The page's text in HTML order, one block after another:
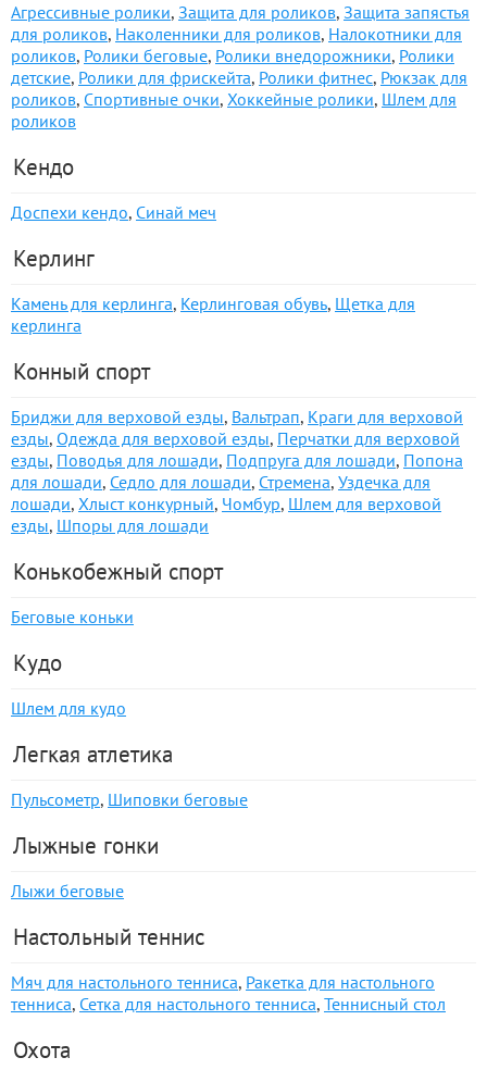
Агрессивные ролики, Защита для роликов, Защита запястья
для роликов, Наколенники для роликов, Налокотники для
роликов, Ролики беговые, Ролики внедорожники, Ролики
детские, Ролики для фрискейта, Ролики фитнес, Рюкзак для
роликов, Спортивные очки, Хоккейные ролики, Шлем для
роликов
Кендо
Доспехи кендо, Синай меч
Керлинг
Камень для керлинга, Керлинговая обувь, Щетка для
керлинга
Конный спорт
Бриджи для верховой езды, Вальтрап, Краги для верховой
езды, Одежда для верховой езды, Перчатки для верховой
езды, Поводья для лошади, Подпруга для лошади, Попона
для лошади, Седло для лошади, Стремена, Уздечка для
лошади, Хлыст конкурный, Чомбур, Шлем для верховой
езды, Шпоры для лошади
Конькобежный спорт
Беговые коньки
Кудо
Шлем для кудо
Легкая атлетика
Пульсометр, Шиповки беговые
Лыжные гонки
Лыжи беговые
Настольный теннис
Мяч для настольного тенниса, Ракетка для настольного
тенниса, Сетка для настольного тенниса, Теннисный стол
Охота